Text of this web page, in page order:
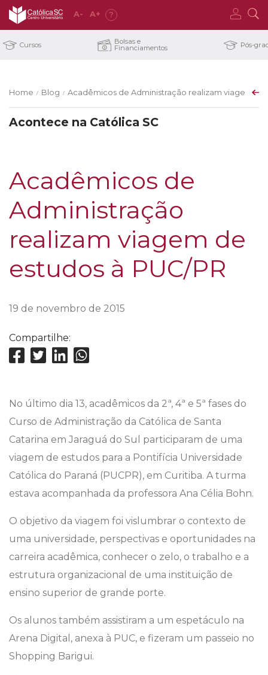
A- A+ ?
Cursos Bolsas e
Financiamentos Pós-
Home / Blog / Acadêmicos de Administração realizam viagem de
Acontece na Católica SC
Acadêmicos de
Administração
realizam viagem de
estudos à PUC/PR
19 de novembro de 2015
Compartilhe:
No último dia 13, acadêmicos da 2ª, 4ª e 5ª fases do
Curso de Administração da Católica de Santa
Catarina em Jaraguá do Sul participaram de uma
viagem de estudos para a Pontifícia Universidade
Católica do Paraná (PUCPR), em Curitiba. A turma
estava acompanhada da professora Ana Célia Bohn.
O objetivo da viagem foi vislumbrar o contexto de
uma universidade, perspectivas e oportunidades na
carreira acadêmica, conhecer o zelo, o trabalho e a
estrutura organizacional de uma instituição de
ensino superior de grande porte.
Os alunos também assistiram a um espetáculo na
Arena Digital, anexa à PUC, e fizeram um passeio no
Shopping Barigui.